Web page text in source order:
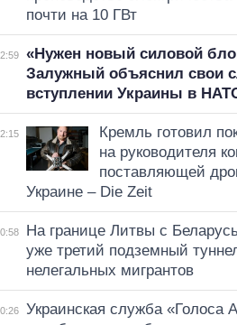
почти на 10 ГВт
«Нужен новый силовой
Залужный объяснил свои
вступлении Украины в
Кремль готовил
на руководителя
поставляющей
Украине – Die Zeit
На границе Литвы с
уже третий подземный
нелегальных мигрантов
Украинская служба «Голоса